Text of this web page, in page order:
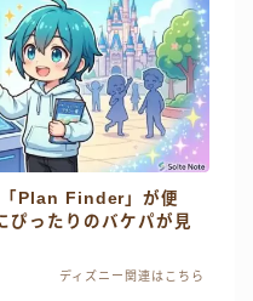
「Plan Finder」が便
ぴったりのバケパが見
ディズニー関連はこちら